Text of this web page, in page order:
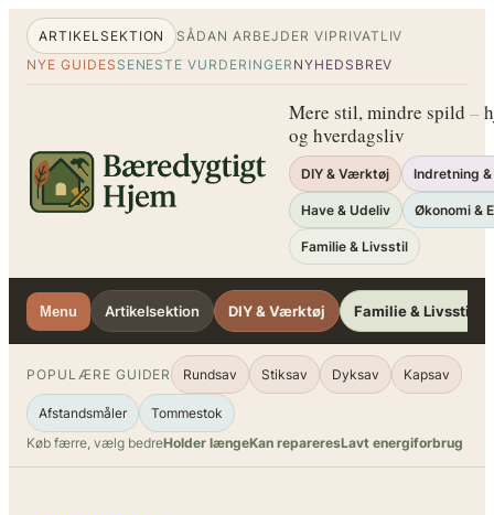
Spring
indhold
ARTIKELSEKTION SÅDAN ARBEJDER VI PRIVATLIV
NYE GUIDES SENESTE VURDERINGER NYHEDSBREV
Mere stil, mindre spild –
og hverdagsliv
DIY & Værktøj Indretning
Have & Udeliv Økonomi &
Familie & Livsstil
Menu Artikelsektion DIY & Værktøj Familie & Livsstil
POPULÆRE GUIDER Rundsav Stiksav Dyksav Kapsav
Afstandsmåler
Tommestok
Køb færre, vælg bedreHolder længeKan repareresLavt energiforbrug